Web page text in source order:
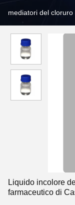
mediatori del
Liquido incolore
farmaceutico di